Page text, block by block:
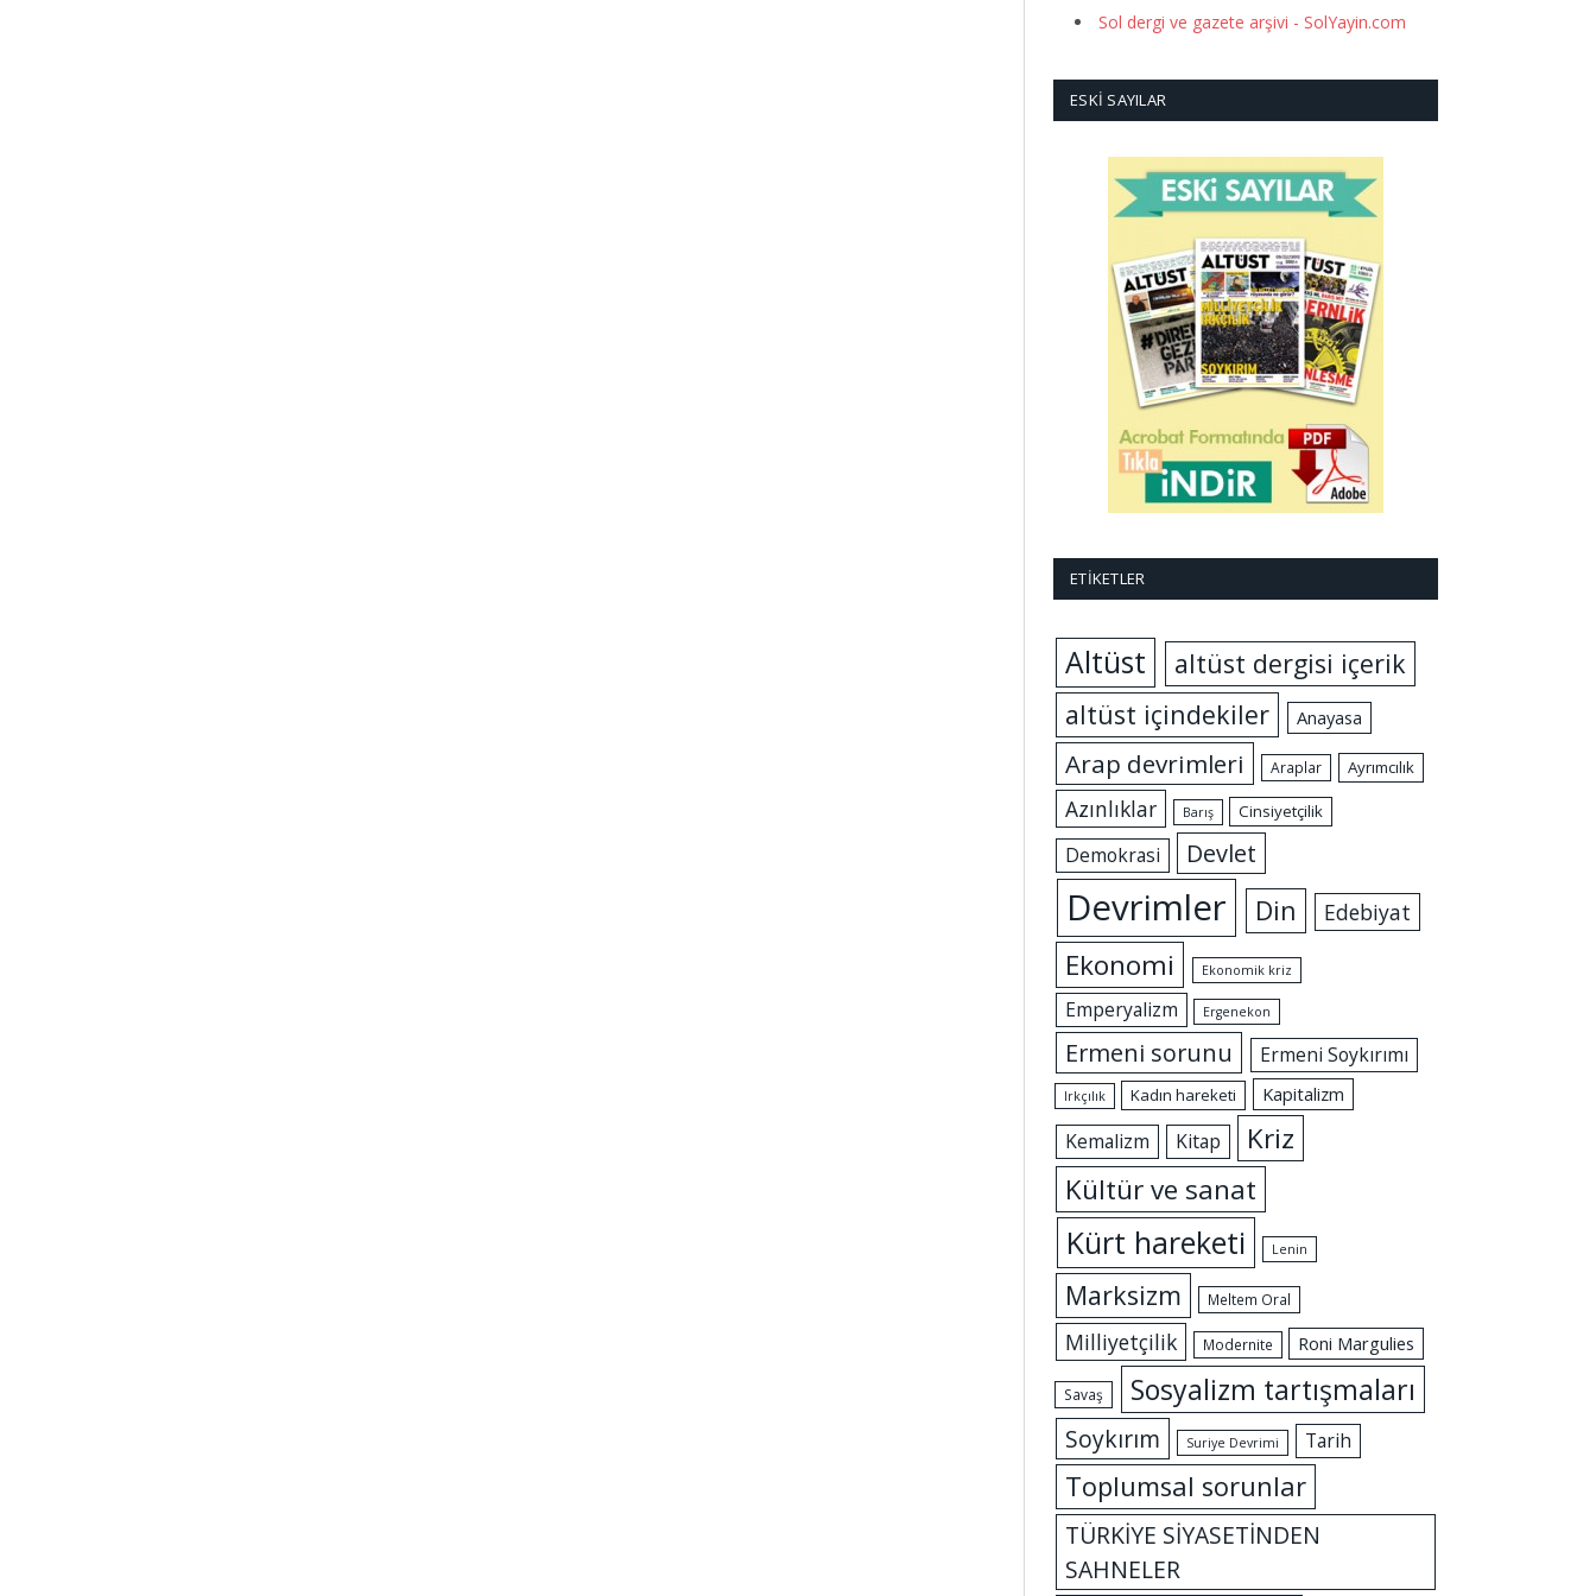
Sol dergi ve gazete arşivi - SolYayin.com
ESKI SAYILAR
ETIKETLER
Altüst
altüst dergisi içerik
altüst içindekiler
Anayasa
Arap devrimleri Araplar Ayrımcılık
Azınlıklar Barış Cinsiyetçilik
Demokrasi Devlet
Devrimler Din Edebiyat
Ekonomi Ekonomik kriz
Emperyalizm Ergenekon
Ermeni sorunu Ermeni Soykırımı
Irkçılık Kadın hareketi Kapitalizm
Kemalizm Kitap
Kriz
Kültür ve sanat
Kürt hareketi Lenin
Marksizm Meltem Oral
Milliyetçilik Modernite Roni Margulies
Savaş Sosyalizm tartışmaları
Soykırım Suriye Devrimi Tarih
Toplumsal sorunlar
TÜRKİYE SİYASETİNDEN
SAHNELER